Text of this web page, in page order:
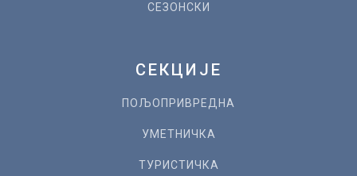
СЕЗОНСКИ
СЕКЦИЈЕ
ПОЉОПРИВРЕДНА
УМЕТНИЧКА
ТУРИСТИЧКА